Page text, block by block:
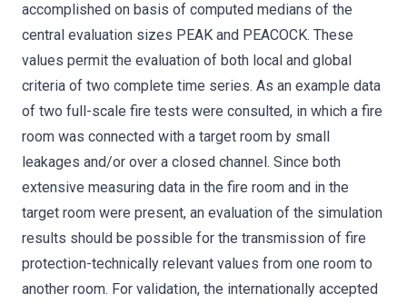
accomplished on basis of computed medians of the
central evaluation sizes PEAK and PEACOCK. These
values permit the evaluation of both local and global
criteria of two complete time series. As an example data
of two full-scale fire tests were consulted, in which a fire
room was connected with a target room by small
leakages and/or over a closed channel. Since both
extensive measuring data in the fire room and in the
target room were present, an evaluation of the simulation
results should be possible for the transmission of fire
protection-technically relevant values from one room to
another room. For validation, the internationally accepted